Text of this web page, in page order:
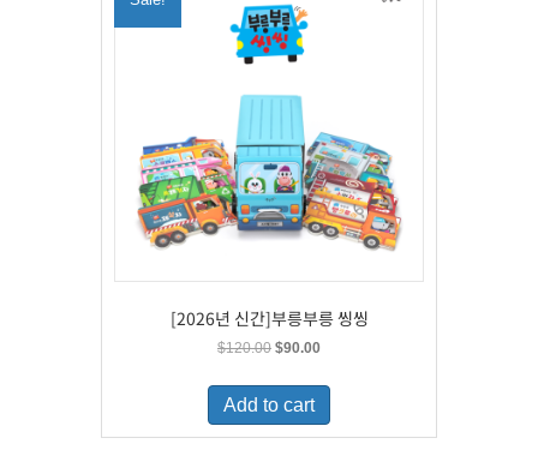
[2026년 신간]부릉부릉 씽씽
$120.00 Original
was:
$120.00.
$90.00Current
is:
Add to cart